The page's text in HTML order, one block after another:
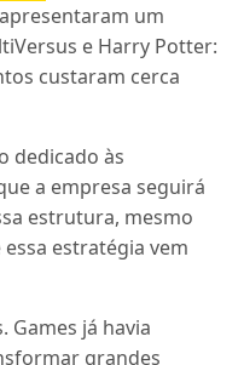
um
e Harry Potter:
custaram cerca
dedicado às
a empresa seguirá
estrutura, mesmo
estratégia vem
Games já havia
grandes